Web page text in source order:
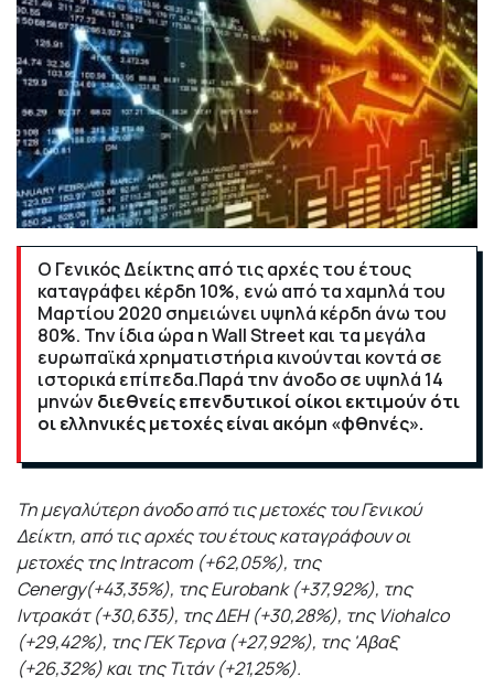
Ο Γενικός Δείκτης από τις αρχές του έτους
καταγράφει κέρδη 10%, ενώ από τα χαμηλά του
Μαρτίου 2020 σημειώνει υψηλά κέρδη άνω του
80%. Την ίδια ώρα η Wall Street και τα μεγάλα
ευρωπαϊκά χρηματιστήρια κινούνται κοντά σε
ιστορικά επίπεδα.Παρά την άνοδο σε υψηλά 14
μηνώνδιεθνείς επενδυτικοί οίκοι εκτιμούν ότι
οι ελληνικές μετοχές είναι ακόμη «φθηνές».
Τη μεγαλύτερη άνοδο από τις μετοχές του Γενικού
Δείκτη, από τις αρχές του έτους καταγράφουν οι
μετοχές της Intracom (+62,05%), της
Cenergy(+43,35%), της Eurobank (+37,92%), της
Ιντρακάτ (+30,635), της ΔΕΗ (+30,28%), της Viohalco
(+29,42%), της ΓΕΚ Τερνα (+27,92%), της 'Αβαξ
(+26,32%) και της Τιτάν (+21,25%).